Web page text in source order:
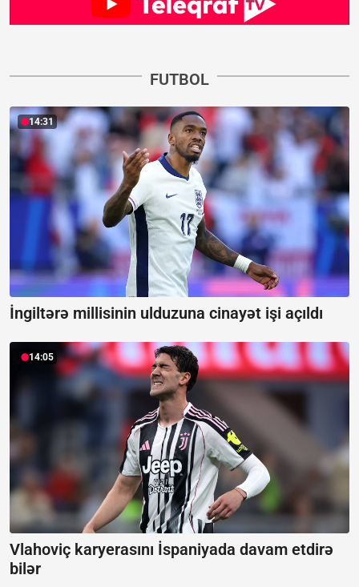
FUTBOL
14:31
İngiltərə millisinin ulduzuna cinayət işi açıldı
14:05
Vlahoviç karyerasını İspaniyada davam etdirə
bilər